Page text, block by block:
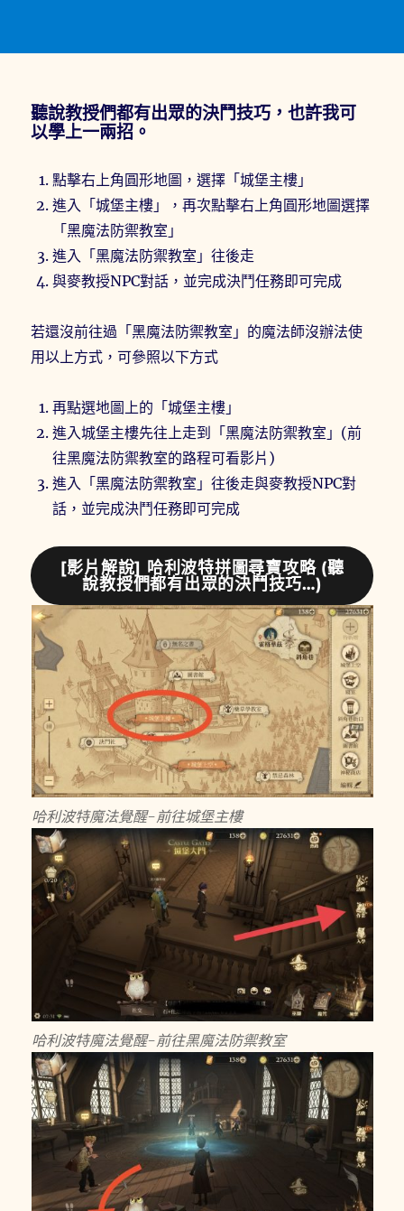
聽說教授們都有出眾的決鬥技巧，也許我可
以學上一兩招。
點擊右上角圓形地圖，選擇「城堡主樓」
進入「城堡主樓」，再次點擊右上角圓形地圖選擇
「黑魔法防禦教室」
進入「黑魔法防禦教室」往後走
與麥教授NPC對話，並完成決鬥任務即可完成
若還沒前往過「黑魔法防禦教室」的魔法師沒辦法使
用以上方式，可參照以下方式
再點選地圖上的「城堡主樓」
進入城堡主樓先往上走到「黑魔法防禦教室」(前
往黑魔法防禦教室的路程可看影片)
進入「黑魔法防禦教室」往後走與麥教授NPC對
話，並完成決鬥任務即可完成
[影片解說] 哈利波特拼圖尋寶攻略 (聽
說教授們都有出眾的決鬥技巧…)
哈利波特魔法覺醒-前往城堡主樓
哈利波特魔法覺醒-前往黑魔法防禦教室